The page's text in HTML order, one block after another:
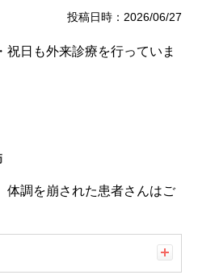
投稿日時：2026/06/27
祝日も外来診療を行っていま
体調を崩された患者さんはご